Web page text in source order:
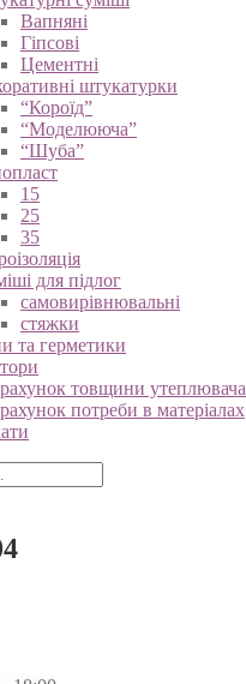
Вапняні
Гіпсові
Цементні
штукатурки
“Короїд”
“Моделююча”
“Шуба”
15
25
35
для підлог
самовирівнювальні
стяжки
та герметики
товщини утеплювача
потреби в матеріалах